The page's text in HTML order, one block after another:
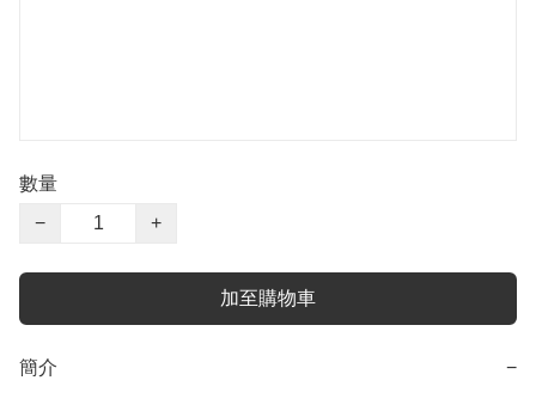
數量
−
+
加至購物車
簡介 −